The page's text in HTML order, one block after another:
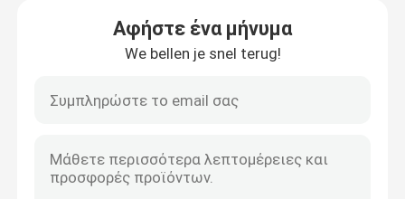
Ιατρικός τρισδιάστατος εκτυπωτής
Αφήστε ένα μήνυμα
We bellen je snel terug!